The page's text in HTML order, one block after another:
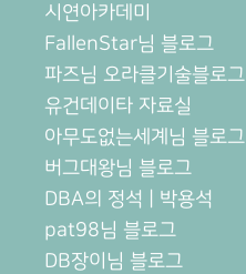
시연아카데미
FallenStar님 블로그
파즈님 오라클기술블로그
유건데이타 자료실
아무도없는세계님 블로그
버그대왕님 블로그
DBA의 정석 | 박용석
pat98님 블로그
DB장이님 블로그